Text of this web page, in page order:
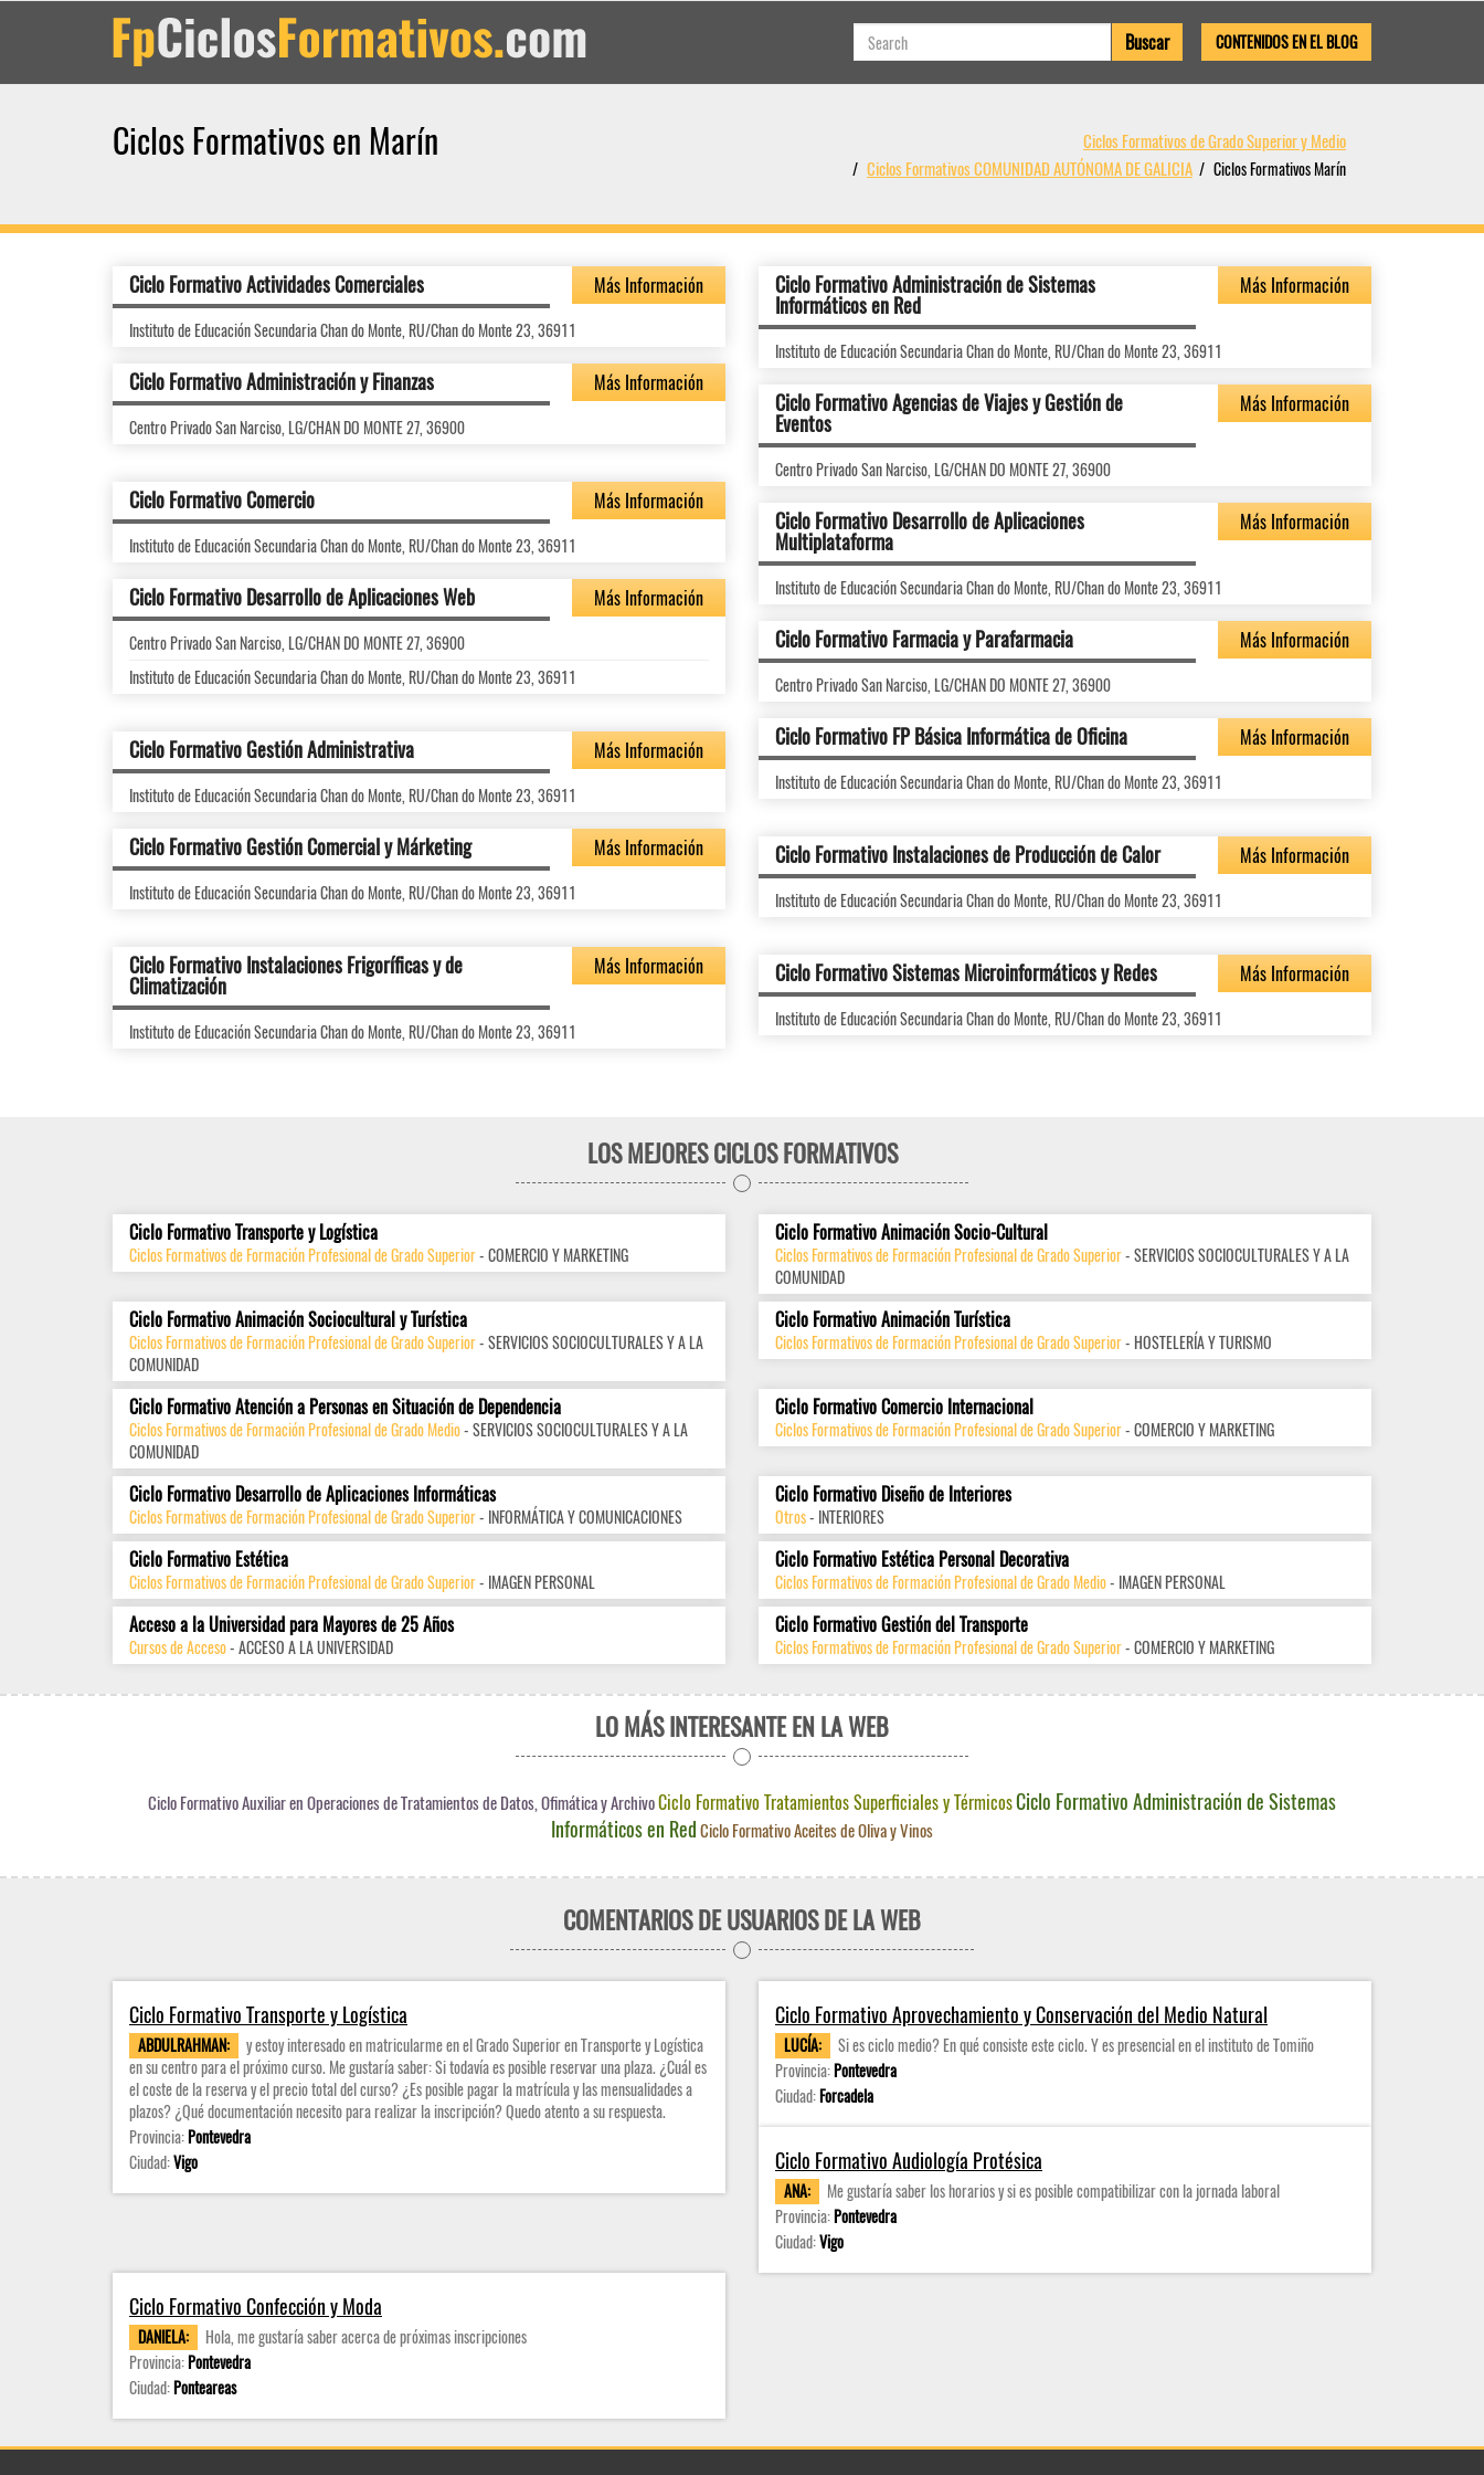
CONTENIDOS EN EL BLOG
Ciclos Formativos en Marín
Ciclos Formativos de Grado Superior y Medio
Ciclos Formativos COMUNIDAD AUTÓNOMA DE GALICIA
Ciclos Formativos Marín
Ciclo Formativo Actividades Comerciales Más Información
Instituto de Educación Secundaria Chan do Monte, RU/Chan do Monte 23, 36911
Ciclo Formativo Administración de Sistemas
Informáticos en Red
Más Información
Instituto de Educación Secundaria Chan do Monte, RU/Chan do Monte 23, 36911
Ciclo Formativo Administración y Finanzas Más Información
Centro Privado San Narciso, LG/CHAN DO MONTE 27, 36900
Ciclo Formativo Agencias de Viajes y Gestión de
Eventos
Más Información
Centro Privado San Narciso, LG/CHAN DO MONTE 27, 36900
Ciclo Formativo Comercio Más Información
Instituto de Educación Secundaria Chan do Monte, RU/Chan do Monte 23, 36911
Ciclo Formativo Desarrollo de Aplicaciones
Multiplataforma
Más Información
Instituto de Educación Secundaria Chan do Monte, RU/Chan do Monte 23, 36911
Ciclo Formativo Desarrollo de Aplicaciones Web Más Información
Centro Privado San Narciso, LG/CHAN DO MONTE 27, 36900
Instituto de Educación Secundaria Chan do Monte, RU/Chan do Monte 23, 36911
Ciclo Formativo Farmacia y Parafarmacia Más Información
Centro Privado San Narciso, LG/CHAN DO MONTE 27, 36900
Ciclo Formativo FP Básica Informática de Oficina Más Información
Instituto de Educación Secundaria Chan do Monte, RU/Chan do Monte 23, 36911
Ciclo Formativo Gestión Administrativa Más Información
Instituto de Educación Secundaria Chan do Monte, RU/Chan do Monte 23, 36911
Ciclo Formativo Gestión Comercial y Márketing Más Información
Instituto de Educación Secundaria Chan do Monte, RU/Chan do Monte 23, 36911
Ciclo Formativo Instalaciones de Producción de Calor Más Información
Instituto de Educación Secundaria Chan do Monte, RU/Chan do Monte 23, 36911
Ciclo Formativo Instalaciones Frigoríficas y de
Climatización
Más Información
Instituto de Educación Secundaria Chan do Monte, RU/Chan do Monte 23, 36911
Ciclo Formativo Sistemas Microinformáticos y Redes Más Información
Instituto de Educación Secundaria Chan do Monte, RU/Chan do Monte 23, 36911
LOS MEJORES CICLOS FORMATIVOS
Ciclo Formativo Transporte y Logística
Ciclos Formativos de Formación Profesional de Grado Superior- COMERCIO Y MARKETING
Ciclo Formativo Animación Socio-Cultural
Ciclos Formativos de Formación Profesional de Grado Superior- SERVICIOS SOCIOCULTURALES Y A LA
COMUNIDAD
Ciclo Formativo Animación Sociocultural y Turística
Ciclos Formativos de Formación Profesional de Grado Superior- SERVICIOS SOCIOCULTURALES Y A LA
COMUNIDAD
Ciclo Formativo Animación Turística
Ciclos Formativos de Formación Profesional de Grado Superior- HOSTELERÍA Y TURISMO
Ciclo Formativo Atención a Personas en Situación de Dependencia
Ciclos Formativos de Formación Profesional de Grado Medio- SERVICIOS SOCIOCULTURALES Y A LA
COMUNIDAD
Ciclo Formativo Comercio Internacional
Ciclos Formativos de Formación Profesional de Grado Superior- COMERCIO Y MARKETING
Ciclo Formativo Desarrollo de Aplicaciones Informáticas
Ciclos Formativos de Formación Profesional de Grado Superior- INFORMÁTICA Y COMUNICACIONES
Ciclo Formativo Diseño de Interiores
Otros- INTERIORES
Ciclo Formativo Estética
Ciclos Formativos de Formación Profesional de Grado Superior- IMAGEN PERSONAL
Ciclo Formativo Estética Personal Decorativa
Ciclos Formativos de Formación Profesional de Grado Medio- IMAGEN PERSONAL
Acceso a la Universidad para Mayores de 25 Años
Cursos de Acceso- ACCESO A LA UNIVERSIDAD
Ciclo Formativo Gestión del Transporte
Ciclos Formativos de Formación Profesional de Grado Superior- COMERCIO Y MARKETING
LO MÁS INTERESANTE EN LA WEB
Ciclo Formativo Auxiliar en Operaciones de Tratamientos de Datos, Ofimática y ArchivoCiclo Formativo Tratamientos Superficiales y TérmicosCiclo Formativo Administración de Sistemas
Informáticos en RedCiclo Formativo Aceites de Oliva y Vinos
COMENTARIOS DE USUARIOS DE LA WEB
Ciclo Formativo Transporte y Logística
ABDULRAHMAN:
y estoy interesado en matricularme en el Grado Superior en Transporte y Logística
en su centro para el próximo curso. Me gustaría saber: Si todavía es posible reservar una plaza. ¿Cuál es
el coste de la reserva y el precio total del curso? ¿Es posible pagar la matrícula y las mensualidades a
plazos? ¿Qué documentación necesito para realizar la inscripción? Quedo atento a su respuesta.
Provincia:Pontevedra
Ciudad:Vigo
Ciclo Formativo Aprovechamiento y Conservación del Medio Natural
LUCÍA:
Si es ciclo medio? En qué consiste este ciclo. Y es presencial en el instituto de Tomiño
Provincia:Pontevedra
Ciudad:Forcadela
Ciclo Formativo Audiología Protésica
ANA:
Me gustaría saber los horarios y si es posible compatibilizar con la jornada laboral
Provincia:Pontevedra
Ciudad:Vigo
Ciclo Formativo Confección y Moda
DANIELA:
Hola, me gustaría saber acerca de próximas inscripciones
Provincia:Pontevedra
Ciudad:Ponteareas